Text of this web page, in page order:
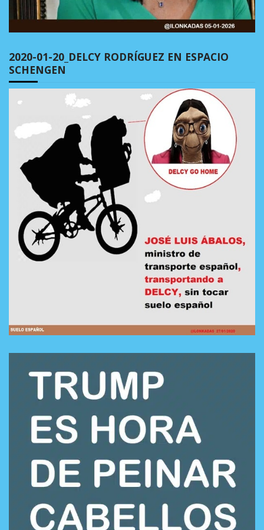
2020-01-20_DELCY RODRÍGUEZ EN ESPACIO
SCHENGEN